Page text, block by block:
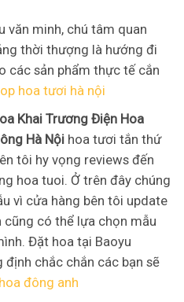
văn minh, chú tâm quan
thời thượng là hướng đi
các sản phẩm thực tế cắn
hoa tươi hà nội
Khai Trương Điện Hoa
Hà Nội hoa tươi tắn thứ
tôi hy vọng reviews đến
hoa tuoi. Ở trên đây chúng
vì cửa hàng bên tôi update
cũng có thể lựa chọn mẫu
Đặt hoa tại Baoyu
định chắc chắn các bạn sẽ
đông anh